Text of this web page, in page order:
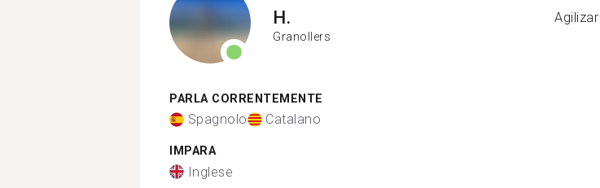
H.
Granollers
PARLA CORRENTEMENTE
Spagnolo Catalano
IMPARA
Inglese